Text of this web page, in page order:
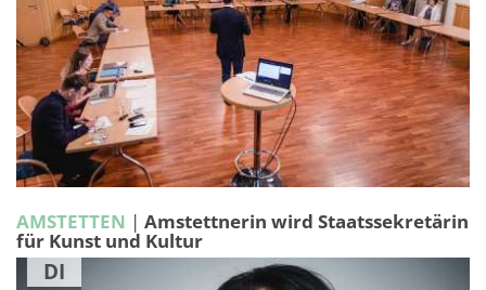
AMSTETTEN | Amstettnerin wird Staatssekretärin
für Kunst und Kultur
DI